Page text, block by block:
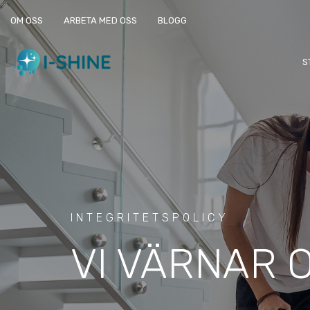
OM OSS ARBETA MED OSS BLOGG
INTEGRITETSPOLICY
VI VÄRNAR